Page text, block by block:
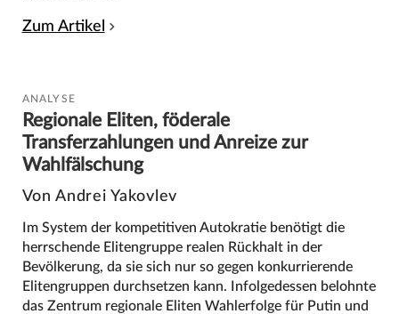
Zum Artikel
ANALYSE
Regionale Eliten, föderale
Transferzahlungen und Anreize zur
Wahlfälschung
Von Andrei Yakovlev
Im System der kompetitiven Autokratie benötigt die
herrschende Elitengruppe realen Rückhalt in der
Bevölkerung, da sie sich nur so gegen konkurrierende
Elitengruppen durchsetzen kann. Infolgedessen belohnte
das Zentrum regionale Eliten Wahlerfolge für Putin und